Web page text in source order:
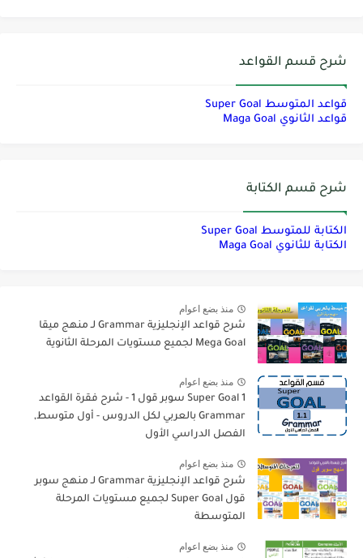
شرح قسم القواعد
قواعد المتوسط Super Goal
قواعد الثانوي Maga Goal
شرح قسم الكتابة
الكتابة للمتوسط Super Goal
الكتابة للثانوي Maga Goal
منذ بضع اعوام
شرح قواعد الإنجليزية Grammar لـ منهج ميقا
Mega Goal لجميع مستويات المرحلة الثانوية
منذ بضع اعوام
Super Goal 1 سوبر قول 1 - شرح فقرة القواعد
Grammar بالعربي لكل الدروس - أول متوسط,
الفصل الدراسي الأول
منذ بضع اعوام
شرح قواعد الإنجليزية Grammar لـ منهج سوبر
قول Super Goal لجميع مستويات المرحلة
المتوسطة
منذ بضع اعوام